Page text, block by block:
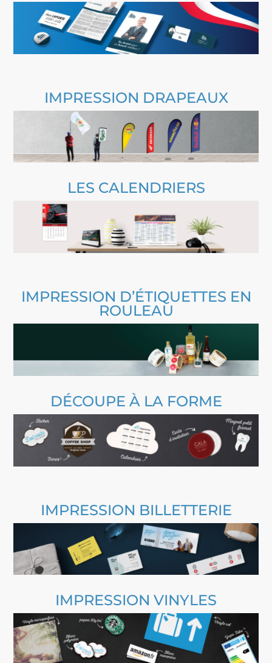
IMPRESSION DRAPEAUX
LES CALENDRIERS
IMPRESSION D’ÉTIQUETTES EN
ROULEAU
DÉCOUPE À LA FORME
IMPRESSION BILLETTERIE
IMPRESSION VINYLES